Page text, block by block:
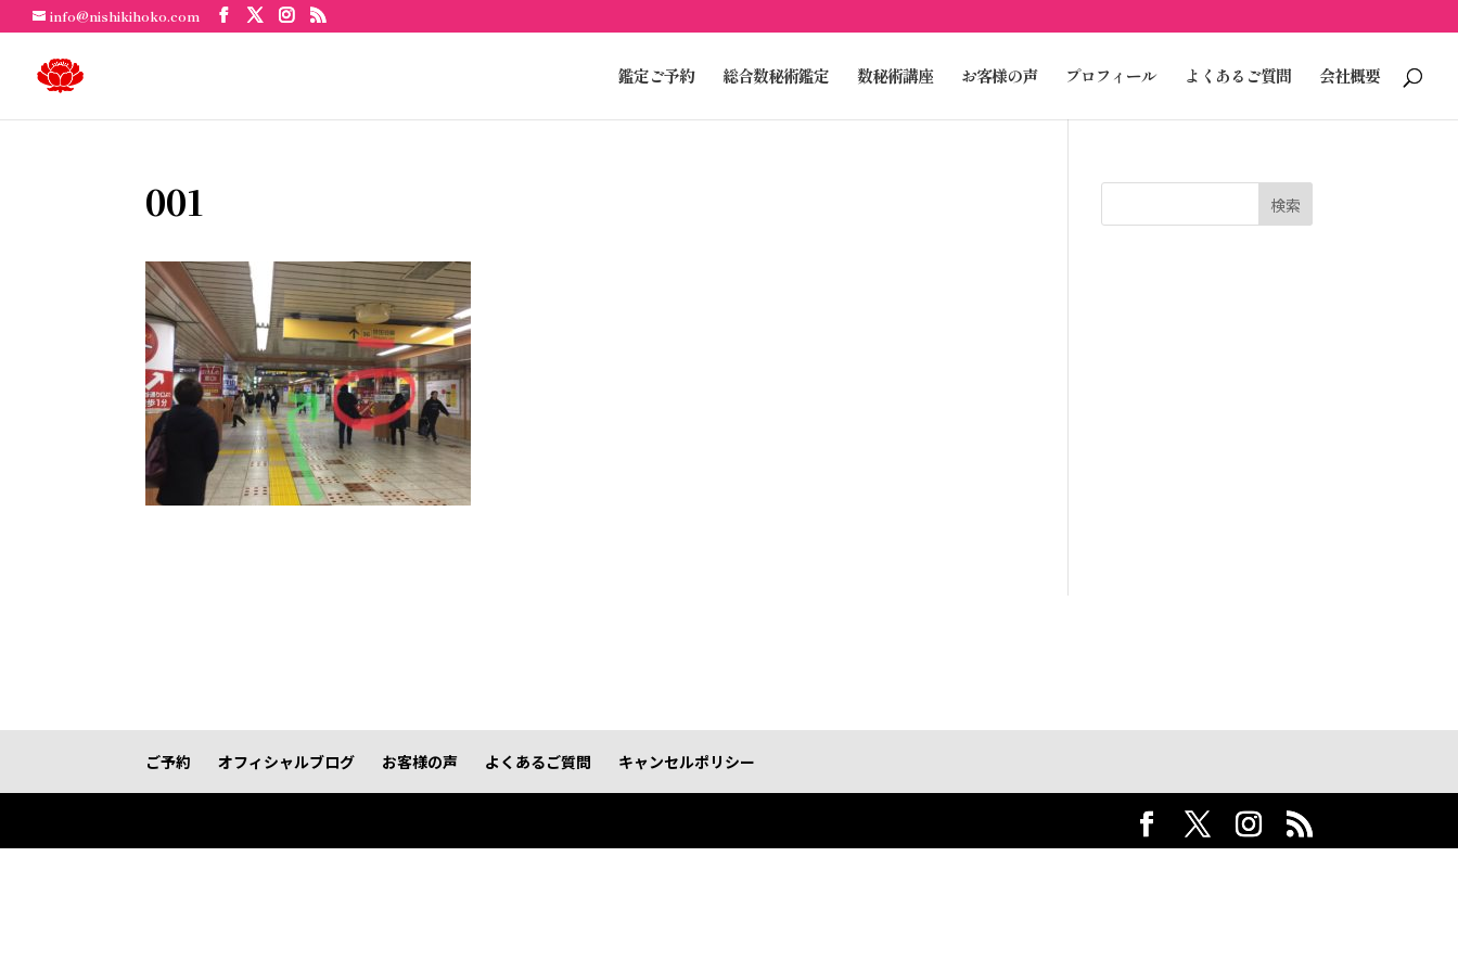
info@nishikihoko.com
鑑定ご予約 総合数秘術鑑定 数秘術講座 お客様の声 プロフィール よくあるご質問 会社概要
001 検索
ご予約 オフィシャルブログ お客様の声 よくあるご質問 キャンセルポリシー